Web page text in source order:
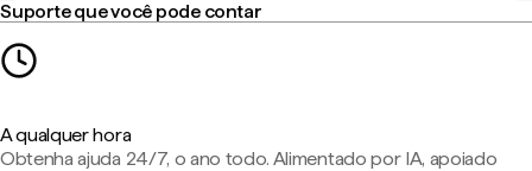
Suporte que você pode contar
A qualquer hora
Obtenha ajuda 24/7, o ano todo. Alimentado por IA, apoiado